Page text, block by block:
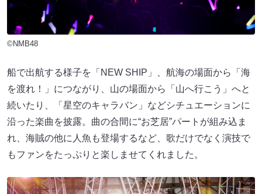
©NMB48
船で出航する様子を「NEW SHIP」、航海の場面から「海
を渡れ！」につながり、山の場面から「山へ行こう」へと
続いたり、「星空のキャラバン」などシチュエーションに
沿った楽曲を披露。曲の合間に“お芝居”パートが組み込ま
れ、海賊の他に人魚も登場するなど、歌だけでなく演技で
もファンをたっぷりと楽しませてくれました。